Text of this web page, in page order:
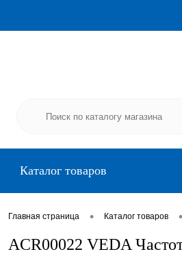
Каталог товаров
Главная страница • Каталог товаров •
ACR00022 VEDA